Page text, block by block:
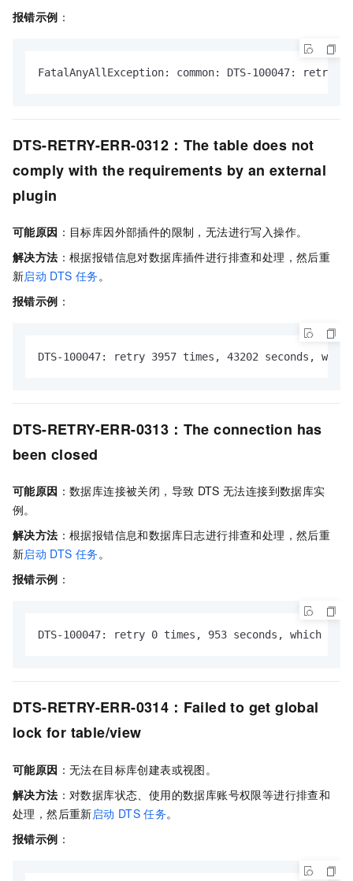
报错示例 ：
FatalAnyAllException: common: DTS-100047: retry
DTS-RETRY-ERR-0312：The table does not
comply with the requirements by an external
plugin
可能原因 ：目标库因外部插件的限制，无法进行写入操作。
解决方法 ：根据报错信息对数据库插件进行排查和处理，然后重
新启动 DTS 任务。
报错示例 ：
DTS-100047: retry 3957 times, 43202 seconds,
DTS-RETRY-ERR-0313：The connection has
been closed
可能原因 ：数据库连接被关闭，导致 DTS 无法连接到数据库实
例。
解决方法 ：根据报错信息和数据库日志进行排查和处理，然后重
新启动 DTS 任务。
报错示例 ：
DTS-100047: retry 0 times, 953 seconds, which
DTS-RETRY-ERR-0314：Failed to get global
lock for table/view
可能原因 ：无法在目标库创建表或视图。
解决方法 ：对数据库状态、使用的数据库账号权限等进行排查和
处理，然后重新启动 DTS 任务。
报错示例 ：